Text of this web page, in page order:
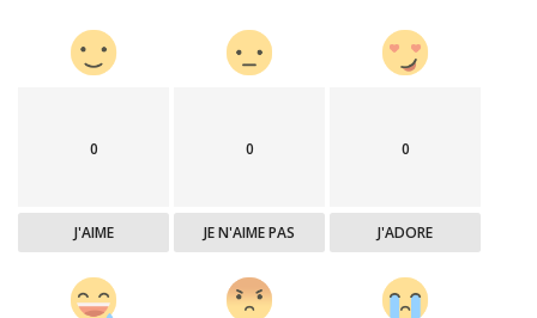
0
J'AIME
0
JE N'AIME PAS
0
J'ADORE